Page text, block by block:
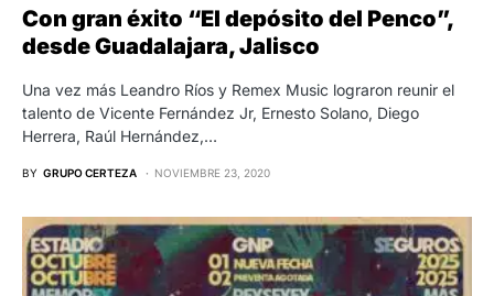
Con gran éxito “El depósito del Penco”,
desde Guadalajara, Jalisco
Una vez más Leandro Ríos y Remex Music lograron reunir el
talento de Vicente Fernández Jr, Ernesto Solano, Diego
Herrera, Raúl Hernández,…
BY GRUPO CERTEZA NOVIEMBRE 23, 2020